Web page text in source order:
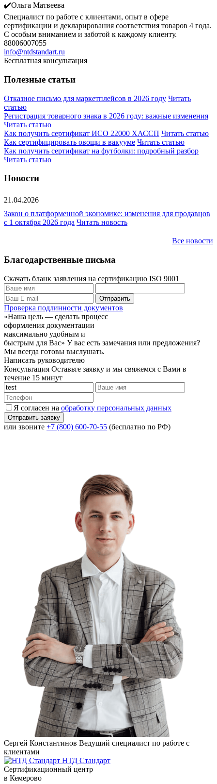
✔️Ольга Матвеева
Специалист по работе с клиентами, опыт в сфере
сертификации и декларирования соответствия товаров 4 года.
С особым вниманием и заботой к каждому клиенту.
88006007055
info@ntdstandart.ru
Бесплатная консультация
Полезные статьи
Отказное письмо для маркетплейсов в 2026 году Читать
статью
Регистрация товарного знака в 2026 году: важные изменения
Читать статью
Как получить сертификат ИСО 22000 ХАССП Читать статью
Как сертифицировать овощи в вакууме Читать статью
Как получить сертификат на футболки: подробный разбор
Читать статью
Новости
21.04.2026
Закон о платформенной экономике: изменения для продавцов
с 1 октября 2026 года Читать новость
Все новости
Благодарственные письма
Скачать бланк заявления на сертификацию ISO 9001
Проверка подлинности документов
«Наша цель — сделать процесс
оформления документации
максимально удобным и
быстрым для Вас» У вас есть замечания или предложения?
Мы всегда готовы выслушать.
Написать руководителю
Консультация Оставьте заявку и мы свяжемся с Вами в
течение 15 минут
Я согласен на обработку персональных данных
или звоните +7 (800) 600-70-55 (бесплатно по РФ)
Сергей Константинов Ведущий специалист по работе с
клиентами
НТД Стандарт
Сертификационный центр
в Кемерово